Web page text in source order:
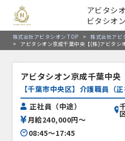
アビタシ
ビタシオ
株式会社アビタシオン TOP >
株式会社アビ
>
アビタシオン京成千葉中央【(株)アビタシオ
アビタシオン京成千葉中央
【千葉市中央区】介護職員（正
正社員（中途）
月給240,000円〜
08:45〜17:45